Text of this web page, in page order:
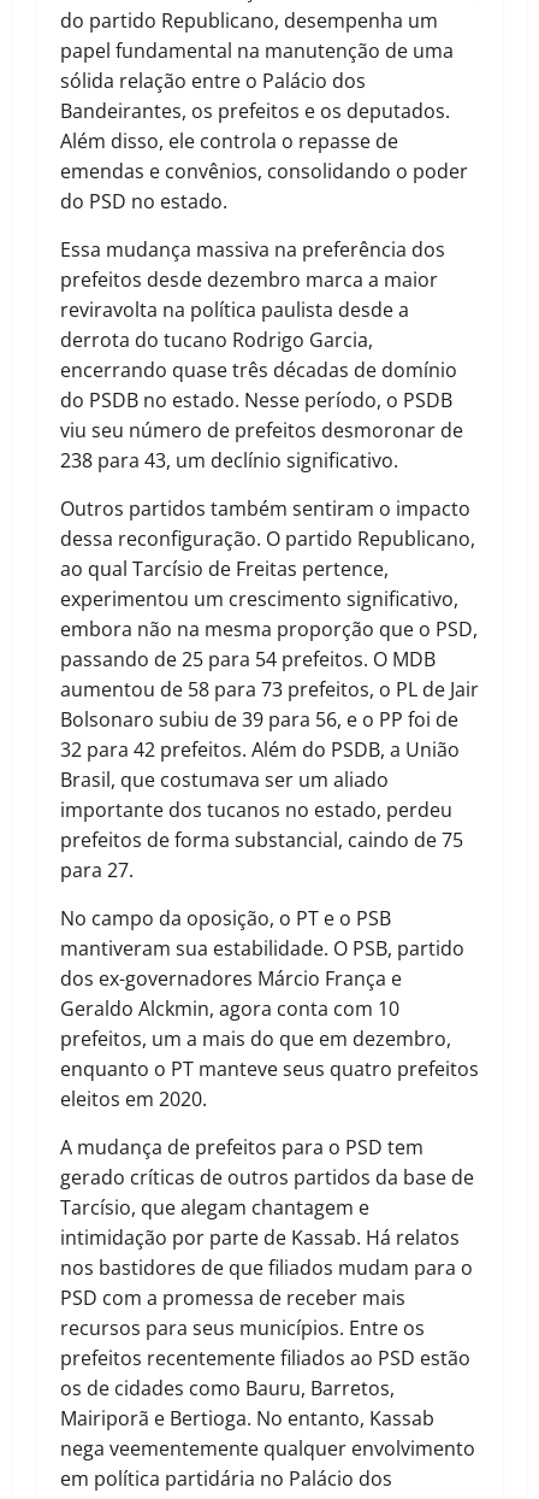
do partido Republicano, desempenha um
papel fundamental na manutenção de uma
sólida relação entre o Palácio dos
Bandeirantes, os prefeitos e os deputados.
Além disso, ele controla o repasse de
emendas e convênios, consolidando o poder
do PSD no estado.
Essa mudança massiva na preferência dos
prefeitos desde dezembro marca a maior
reviravolta na política paulista desde a
derrota do tucano Rodrigo Garcia,
encerrando quase três décadas de domínio
do PSDB no estado. Nesse período, o PSDB
viu seu número de prefeitos desmoronar de
238 para 43, um declínio significativo.
Outros partidos também sentiram o impacto
dessa reconfiguração. O partido Republicano,
ao qual Tarcísio de Freitas pertence,
experimentou um crescimento significativo,
embora não na mesma proporção que o PSD,
passando de 25 para 54 prefeitos. O MDB
aumentou de 58 para 73 prefeitos, o PL de Jair
Bolsonaro subiu de 39 para 56, e o PP foi de
32 para 42 prefeitos. Além do PSDB, a União
Brasil, que costumava ser um aliado
importante dos tucanos no estado, perdeu
prefeitos de forma substancial, caindo de 75
para 27.
No campo da oposição, o PT e o PSB
mantiveram sua estabilidade. O PSB, partido
dos ex-governadores Márcio França e
Geraldo Alckmin, agora conta com 10
prefeitos, um a mais do que em dezembro,
enquanto o PT manteve seus quatro prefeitos
eleitos em 2020.
A mudança de prefeitos para o PSD tem
gerado críticas de outros partidos da base de
Tarcísio, que alegam chantagem e
intimidação por parte de Kassab. Há relatos
nos bastidores de que filiados mudam para o
PSD com a promessa de receber mais
recursos para seus municípios. Entre os
prefeitos recentemente filiados ao PSD estão
os de cidades como Bauru, Barretos,
Mairiporã e Bertioga. No entanto, Kassab
nega veementemente qualquer envolvimento
em política partidária no Palácio dos